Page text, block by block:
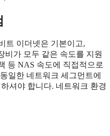
트 이더넷은 기본이고,
비가 모두 같은 속도를 지원
등 NAS 속도에 직접적으로
일한 네트워크 세그먼트에
셔야 합니다. 네트워크 환경